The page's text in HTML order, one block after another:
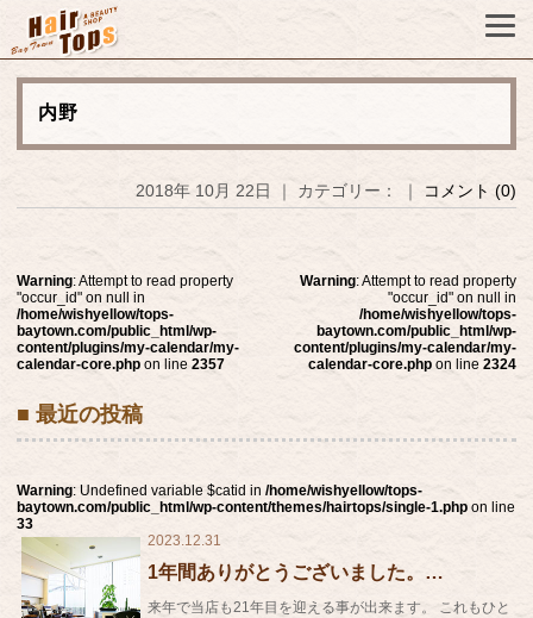
内野
2018年 10月 22日 ｜ カテゴリー： ｜ コメント (0)
Warning: Attempt to read property
"occur_id" on null in
/home/wishyellow/tops-
baytown.com/public_html/wp-
content/plugins/my-calendar/my-
calendar-core.php on line2357
Warning: Attempt to read property
"occur_id" on null in
/home/wishyellow/tops-
baytown.com/public_html/wp-
content/plugins/my-calendar/my-
calendar-core.phpon line 2324
■ 最近の投稿
Warning: Undefined variable $catid in/home/wishyellow/tops-
baytown.com/public_html/wp-content/themes/hairtops/single-1.php on line
33
2023.12.31
1年間ありがとうございました。…
来年で当店も21年目を迎える事が出来ます。 これもひと